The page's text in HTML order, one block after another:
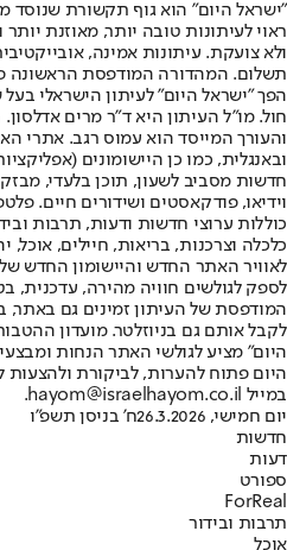
"ישראל היום" הוא גוף תקשורת שנוסד
ראוי לעיתונות טובה יותר, מאוזנת
ולא צועקת. עיתונות אמינה,
הפך "ישראל היום" לעיתון הישראלי
חול. מו"ל העיתון היא ד"ר מרים
והעורך המייסד הוא עמוס רגב. אתרי
חדשות מסביב לשעון, תוכן בלעדי,
וידיאו, פודקאסטים ושידורים חיים.
כוללות ערוצי חדשות ודעות, תרבות
לאוויר האתר החדש והיישומון החדש
לספק לגולשים חוויה מהירה, עדכנית,
המודפסת של העיתון זמינים גם באתר,
לקבל אותם גם בניוזלטר. מועדון
היום" מציע לגולשי האתר הנחות
היום פתוח להערות, לביקורת ולהצעות
במייל hayom@israelhayom.co.il.
יום חמישי, 26.3.2026
ח' בניסן תשפ"ו
חדשות
דעות
ספורט
ForReal
תרבות ובידור
אוכל